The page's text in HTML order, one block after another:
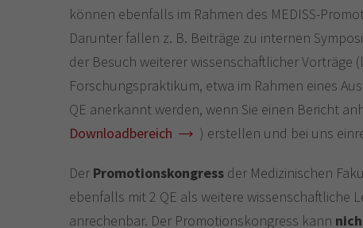
können ebenfalls im Rahmen des MEDISS-
Darunter fallen z. B. Beiträge zu internen
der Besuch weiterer wissenschaftlicher Vorträge
Forschungspraktikum, etwa im Rahmen eines
QE anerkannt werden, wenn Sie einen Bericht
Downloadbereich
) erstellen und bei uns
Der Promotionskongress der Medizinischen
ebenfalls mit 2 QE als weitere wissenschaftliche
anrechenbar. Der Promotionskongress kann